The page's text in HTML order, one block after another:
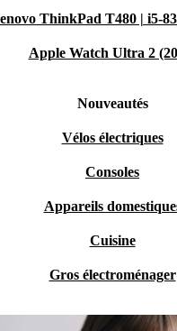
ThinkPad T480 | i5-
Apple Watch Ultra 2
Nouveautés
Vélos électriques
Consoles
Appareils
Cuisine
Gros électroménager